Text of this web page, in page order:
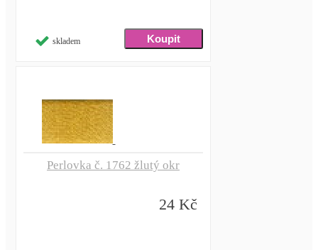
skladem
Perlovka č. 1762 žlutý okr
24 Kč